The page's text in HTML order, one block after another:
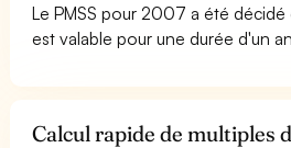
Le PMSS pour 2007 a été
est valable pour une durée d'un
Calcul rapide de multiples